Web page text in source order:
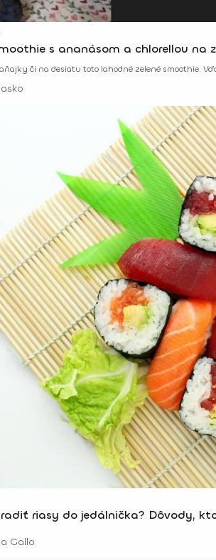
s ananásom a chlorellou na
či na desiatu toto lahodné zelené smoothie.
riasy do jedálnička? Dôvody,
Gallo